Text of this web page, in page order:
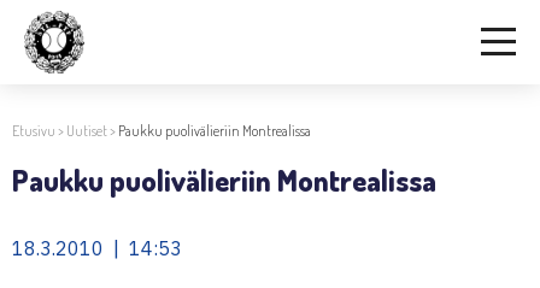
Etusivu > Uutiset> Paukku puolivälieriin Montrealissa
Paukku puolivälieriin Montrealissa
18.3.2010 | 14:53